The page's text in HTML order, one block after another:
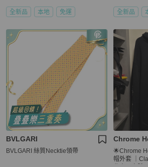
全新品 本地 免運 全新品
BVLGARI
BVLGARI 絲質Necktie領帶
Chrome
🌟Chrome
帽外套 ｜